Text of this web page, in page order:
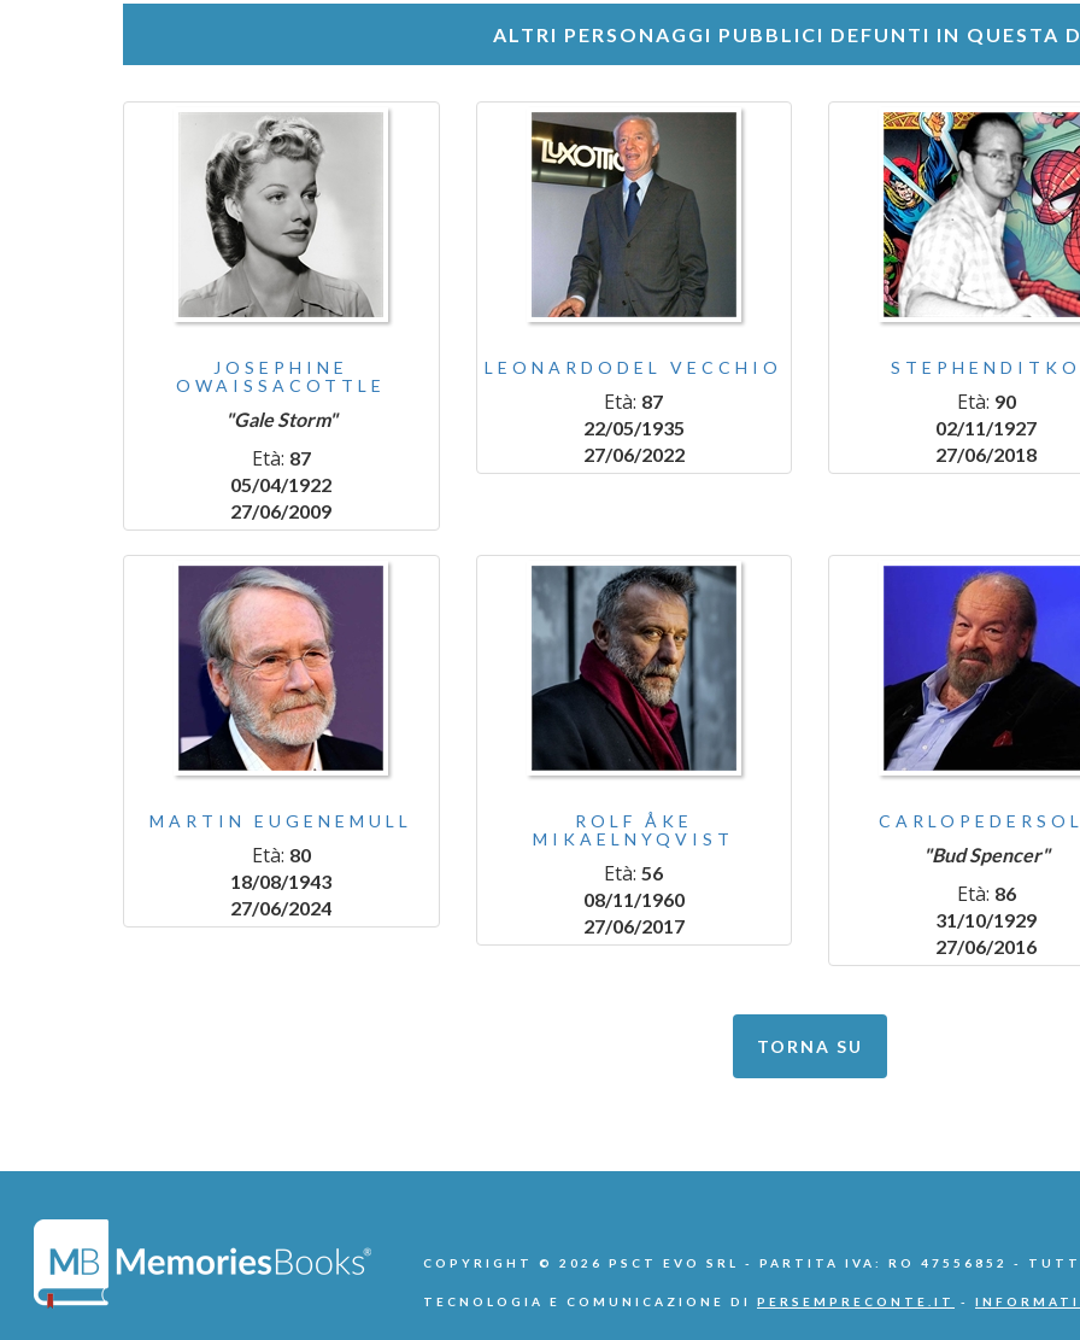
ALTRI PERSONAGGI PUBBLICI DEFUNTI IN QUESTA
JOSEPHINE
OWAISSACOTTLE
"Gale Storm"
Età: 87
05/04/1922
27/06/2009
LEONARDODEL VECCHIO
Età: 87
22/05/1935
27/06/2022
Età: 90
02/11/1927
27/06/2018
MARTIN EUGENEMULL
Età: 80
18/08/1943
27/06/2024
ROLF ÅKE
MIKAELNYQVIST
Età:56
08/11/1960
27/06/2017
"Bud Spencer"
Età: 86
31/10/1929
27/06/2016
TORNA SU
COPYRIGHT © 2026 PSCT EVO SRL - PARTITA IVA: RO 47556852 -
TECNOLOGIA E COMUNICAZIONE DI PERSEMPRECONTE.IT -